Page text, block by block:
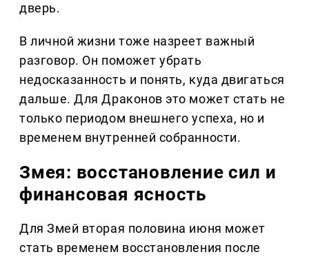
дверь.
В личной жизни тоже назреет важный
разговор. Он поможет убрать
недосказанность и понять, куда двигаться
дальше. Для Драконов это может стать не
только периодом внешнего успеха, но и
временем внутренней собранности.
Змея: восстановление сил и
финансовая ясность
Для Змей вторая половина июня может
стать временем восстановления после